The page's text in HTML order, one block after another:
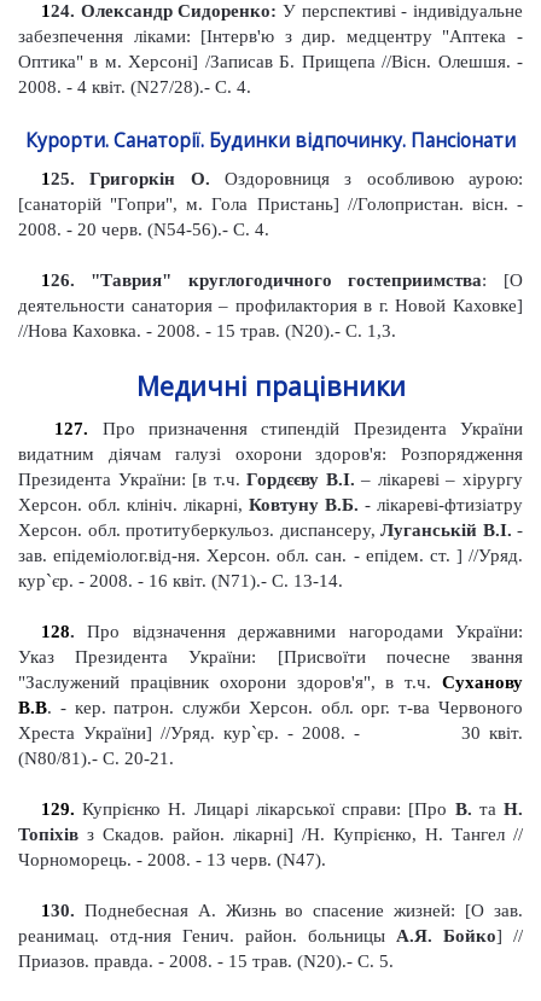
124. Олександр Сидоренко: У перспективі - індивідуальне
забезпечення ліками: [Інтерв'ю з дир. медцентру "Аптека -
Оптика" в м. Херсоні] /Записав Б. Прищепа //Вісн. Олешшя. -
2008. - 4 квіт. (N27/28).- С. 4.
Курорти. Санаторії. Будинки відпочинку. Пансіонати
125. Григоркін О. Оздоровниця з особливою аурою:
[санаторій "Гопри", м. Гола Пристань] //Голопристан. вісн. -
2008. - 20 черв. (N54-56).- С. 4.
126. "Таврия" круглогодичного гостеприимства: [О
деятельности санатория – профилактория в г. Новой Каховке]
//Нова Каховка. - 2008. - 15 трав. (N20).- С. 1,3.
Медичні працівники
127. Про призначення стипендій Президента України
видатним діячам галузі охорони здоров'я: Розпорядження
Президента України: [в т.ч.Гордєєву В.І. – лікареві – хірургу
Херсон. обл. клініч. лікарні, Ковтуну В.Б. - лікареві-фтизіатру
Херсон. обл. протитуберкульоз. диспансеру, Луганській В.І. -
зав. епідеміолог.від-ня. Херсон. обл. сан. - епідем. ст. ] //Уряд.
кур`єр. - 2008. - 16 квіт. (N71).- С. 13-14.
128.Про відзначення державними нагородами України:
Указ Президента України: [Присвоїти почесне звання
"Заслужений працівник охорони здоров'я", в т.ч. Суханову
В.В. - кер. патрон. служби Херсон. обл. орг.т-ва Червоного
Хреста України] //Уряд. кур`єр. - 2008. -
30 квіт.
(N80/81).- С. 20-21.
129.Купрієнко Н. Лицарі лікарської справи: [Про В. таН.
Топіхів з Скадов. район. лікарні] /Н. Купрієнко, Н. Тангел //
Чорноморець. - 2008. - 13 черв. (N47).
130. Поднебесная А. Жизнь во спасение жизней: [О зав.
реанимац. отд-ния Генич. район. больницы А.Я. Бойко]
//
Приазов. правда. - 2008. - 15 трав. (N20).- С. 5.